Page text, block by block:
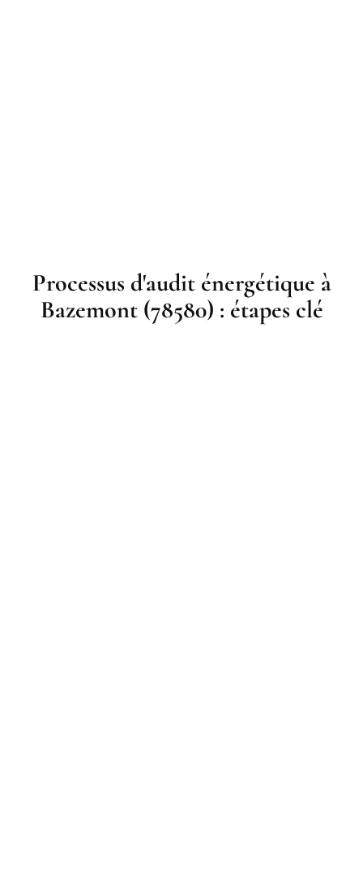
Processus d'audit énergétique à
Bazemont (78580) : étapes clé